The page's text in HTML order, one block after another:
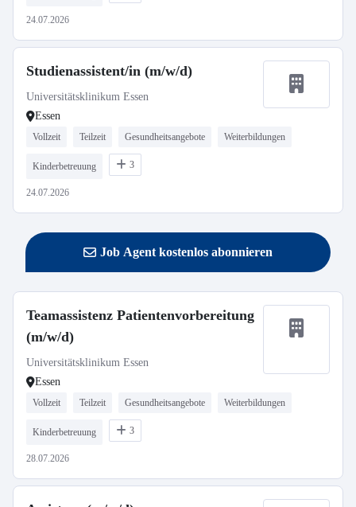
24.07.2026
Studienassistent/in (m/w/d)
Universitätsklinikum Essen
Essen
Vollzeit Teilzeit Gesundheitsangebote Weiterbildungen
Kinderbetreuung 3
24.07.2026
Job Agent kostenlos abonnieren
Teamassistenz Patientenvorbereitung
(m/w/d)
Universitätsklinikum Essen
Essen
Vollzeit Teilzeit Gesundheitsangebote Weiterbildungen
Kinderbetreuung 3
28.07.2026